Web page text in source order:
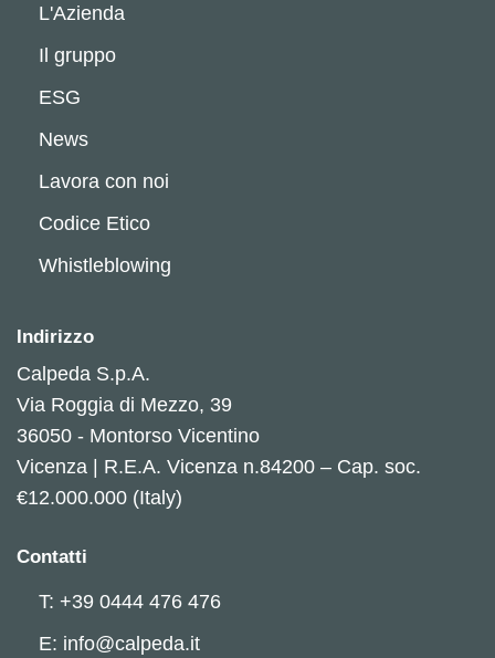
L'Azienda
Il gruppo
ESG
News
Lavora con noi
Codice Etico
Whistleblowing
Indirizzo
Calpeda S.p.A.
Via Roggia di Mezzo, 39
36050 - Montorso Vicentino
Vicenza | R.E.A. Vicenza n.84200 – Cap. soc.
€12.000.000 (Italy)
Contatti
T: +39 0444 476 476
E: info@calpeda.it